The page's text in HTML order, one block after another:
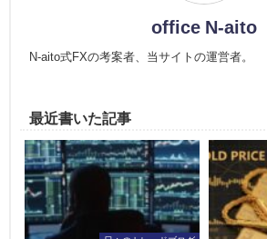
office N-aito
N-aito式FXの考案者、当サイトの運営者。
最近書いた記事